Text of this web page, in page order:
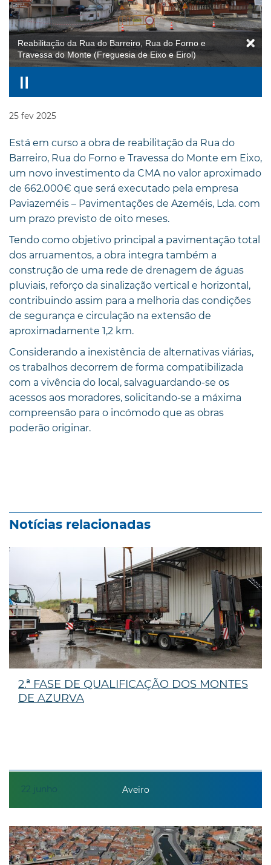
Reabilitação da Rua do Barreiro, Rua do Forno e
Travessa do Monte (Freguesia de Eixo e Eirol)
25 fev 2025
Está em curso a obra de reabilitação da Rua do
Barreiro, Rua do Forno e Travessa do Monte em Eixo,
um novo investimento da CMA no valor aproximado
de 662.000€ que será executado pela empresa
Paviazeméis – Pavimentações de Azeméis, Lda. com
um prazo previsto de oito meses.
Tendo como objetivo principal a pavimentação total
dos arruamentos, a obra integra também a
construção de uma rede de drenagem de águas
pluviais, reforço da sinalização vertical e horizontal,
contribuindo assim para a melhoria das condições
de segurança e circulação na extensão de
aproximadamente 1,2 km.
Considerando a inexistência de alternativas viárias,
os trabalhos decorrem de forma compatibilizada
com a vivência do local, salvaguardando-se os
acessos aos moradores, solicitando-se a máxima
compreensão para o incómodo que as obras
poderão originar.
Notícias relacionadas
22 junho
2.ª FASE DE QUALIFICAÇÃO DOS MONTES
DE AZURVA
Aveiro